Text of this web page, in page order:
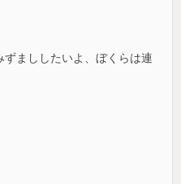
まししたいよ、ぼくらは連